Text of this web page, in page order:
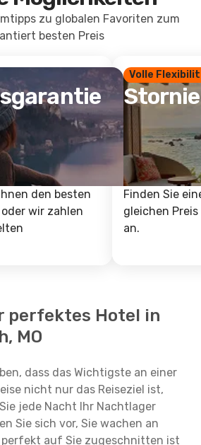
zu globalen Favoriten zum
besten Preis
den besten
wir zahlen
Volle
Finden Sie
gleichen
an.
perfektes Hotel in
MO
dass das Wichtigste an einer
nicht nur das Reiseziel ist,
jede Nacht Ihr Nachtlager
Sie sich vor, Sie wachen an
perfekt auf Sie zugeschnitten ist